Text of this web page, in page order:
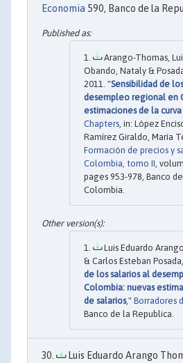
Economia 590, Banco de la
Arango-Thomas,
Obando, Nataly &
2011. "Sensibilidad de
desempleo regional en
estimaciones de la
Chapters, in: López
Ramírez Giraldo, María
Formación de precios y
Colombia, tomo II,
pages 953-978, Banco
Colombia.
Luis Eduardo
& Carlos Esteban
de los salarios al
Colombia: nuevas
de salarios," Borradores
Banco de la Republica.
Luis Eduardo Arango